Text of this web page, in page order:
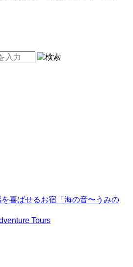
喜ばせるお宿「海の音〜うみの
Tours